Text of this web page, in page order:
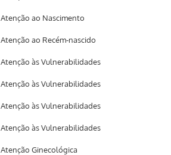
Atenção ao Nascimento
Atenção ao Recém-nascido
Atenção às Vulnerabilidades
Atenção às Vulnerabilidades
Atenção às Vulnerabilidades
Atenção às Vulnerabilidades
Atenção Ginecológica